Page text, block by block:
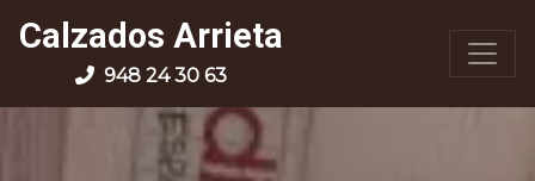
Calzados Arrieta
948 24 30 63